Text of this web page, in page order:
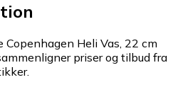
Heli Vas, 22 cm
priser og tilbud fra